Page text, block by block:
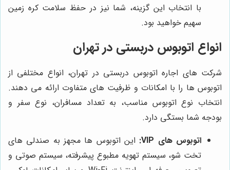
با انتخاب این گزینه، شما نیز در حفظ سلامت کره زمین
سهیم خواهید بود.
انواع اتوبوس دربستی در تهران
شرکت های اجاره اتوبوس دربستی در تهران، انواع مختلفی از
اتوبوس ها را با امکانات و ظرفیت های متفاوت ارائه می دهند.
انتخاب نوع اتوبوس مناسب، به تعداد مسافران، نوع سفر و
بودجه شما بستگی دارد.
اتوبوس های VIP:
این اتوبوس ها مجهز به صندلی های
تخت شو، سیستم تهویه مطبوع پیشرفته، سیستم صوتی و